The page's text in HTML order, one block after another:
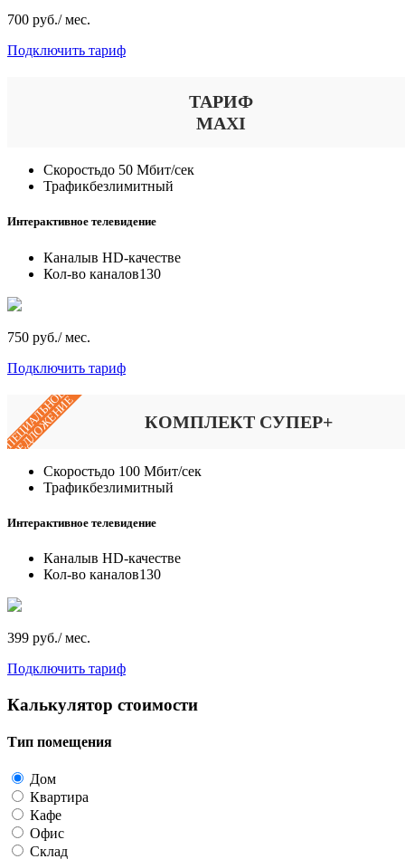
700 руб./ мес.
Подключить тариф
ТАРИФ
MAXI
Скоростьдо 50 Мбит/сек
Трафикбезлимитный
Интерактивное телевидение
Каналыв HD-качестве
Кол-во каналов130
750 руб./ мес.
Подключить тариф
ПРЕДЛОЖЕНИЕ КОМПЛЕКТ СУПЕР+
Скоростьдо 100 Мбит/сек
Трафикбезлимитный
Интерактивное телевидение
Каналыв HD-качестве
Кол-во каналов130
399 руб./ мес.
Подключить тариф
Калькулятор стоимости
Тип помещения
Дом
Квартира
Кафе
Офис
Склад